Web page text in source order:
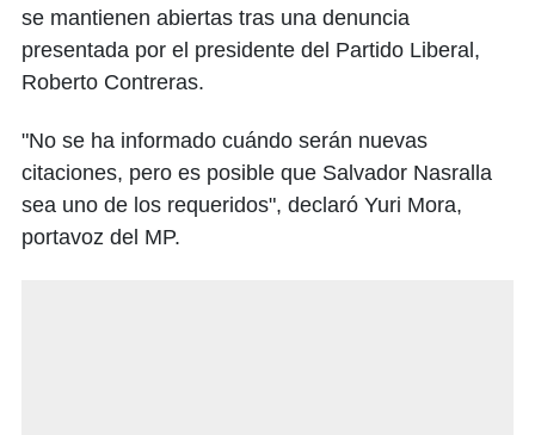
se mantienen abiertas tras una denuncia
presentada por el presidente del Partido Liberal,
Roberto Contreras.
"No se ha informado cuándo serán nuevas
citaciones, pero es posible que Salvador Nasralla
sea uno de los requeridos", declaró Yuri Mora,
portavoz del MP.